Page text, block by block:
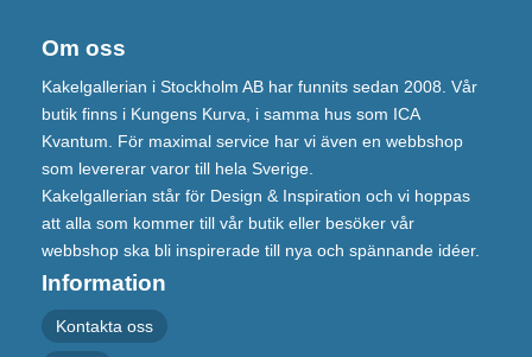
Om oss
Kakelgallerian i Stockholm AB har funnits sedan 2008. Vår
butik finns i Kungens Kurva, i samma hus som ICA
Kvantum. För maximal service har vi även en webbshop
som levererar varor till hela Sverige.
Kakelgallerian står för Design & Inspiration och vi hoppas
att alla som kommer till vår butik eller besöker vår
webbshop ska bli inspirerade till nya och spännande idéer.
Information
Kontakta oss